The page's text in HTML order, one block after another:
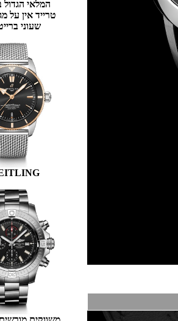
המלאי הגדול בישראל
טרייד אין על מגוון דגמים